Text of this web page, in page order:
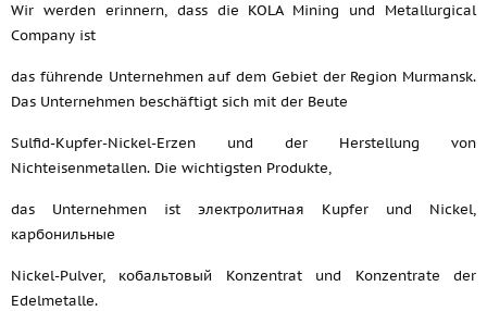
Wir werden erinnern, dass die KOLA Mining und Metallurgical
Company ist
das führende Unternehmen auf dem Gebiet der Region Murmansk.
Das Unternehmen beschäftigt sich mit der Beute
Sulfid-Kupfer-Nickel-Erzen und der Herstellung von
Nichteisenmetallen. Die wichtigsten Produkte,
das Unternehmen ist электролитная Kupfer und Nickel,
карбонильные
Nickel-Pulver, кобальтовый Konzentrat und Konzentrate der
Edelmetalle.